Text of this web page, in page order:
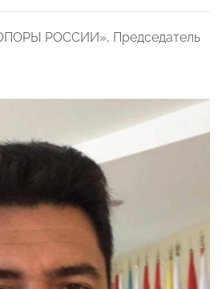
РОССИИ», Председатель